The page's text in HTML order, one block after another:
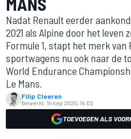
Nadat Renault eerder
2021 als Alpine door het leven
Formule 1, stapt het merk van
sportwagens nu ook naar de
World Endurance
Le Mans.
Filip Cleeren
Bewerkt: 14 sep 2020, 14:02
TOEVOEGEN ALS